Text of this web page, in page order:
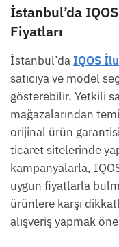
İstanbul’da
Fiyatları
İstanbul’da IQOS
satıcıya ve model
gösterebilir. Yetkili
mağazalarından
orijinal ürün
ticaret sitelerinde
kampanyalarla,
uygun fiyatlarla
ürünlere karşı
alışveriş yapmak